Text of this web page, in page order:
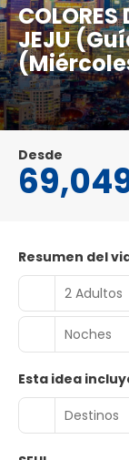
COLORES
JEJU
Desde
Resumen del
2 Adultos
Noches
Esta idea
Destinos